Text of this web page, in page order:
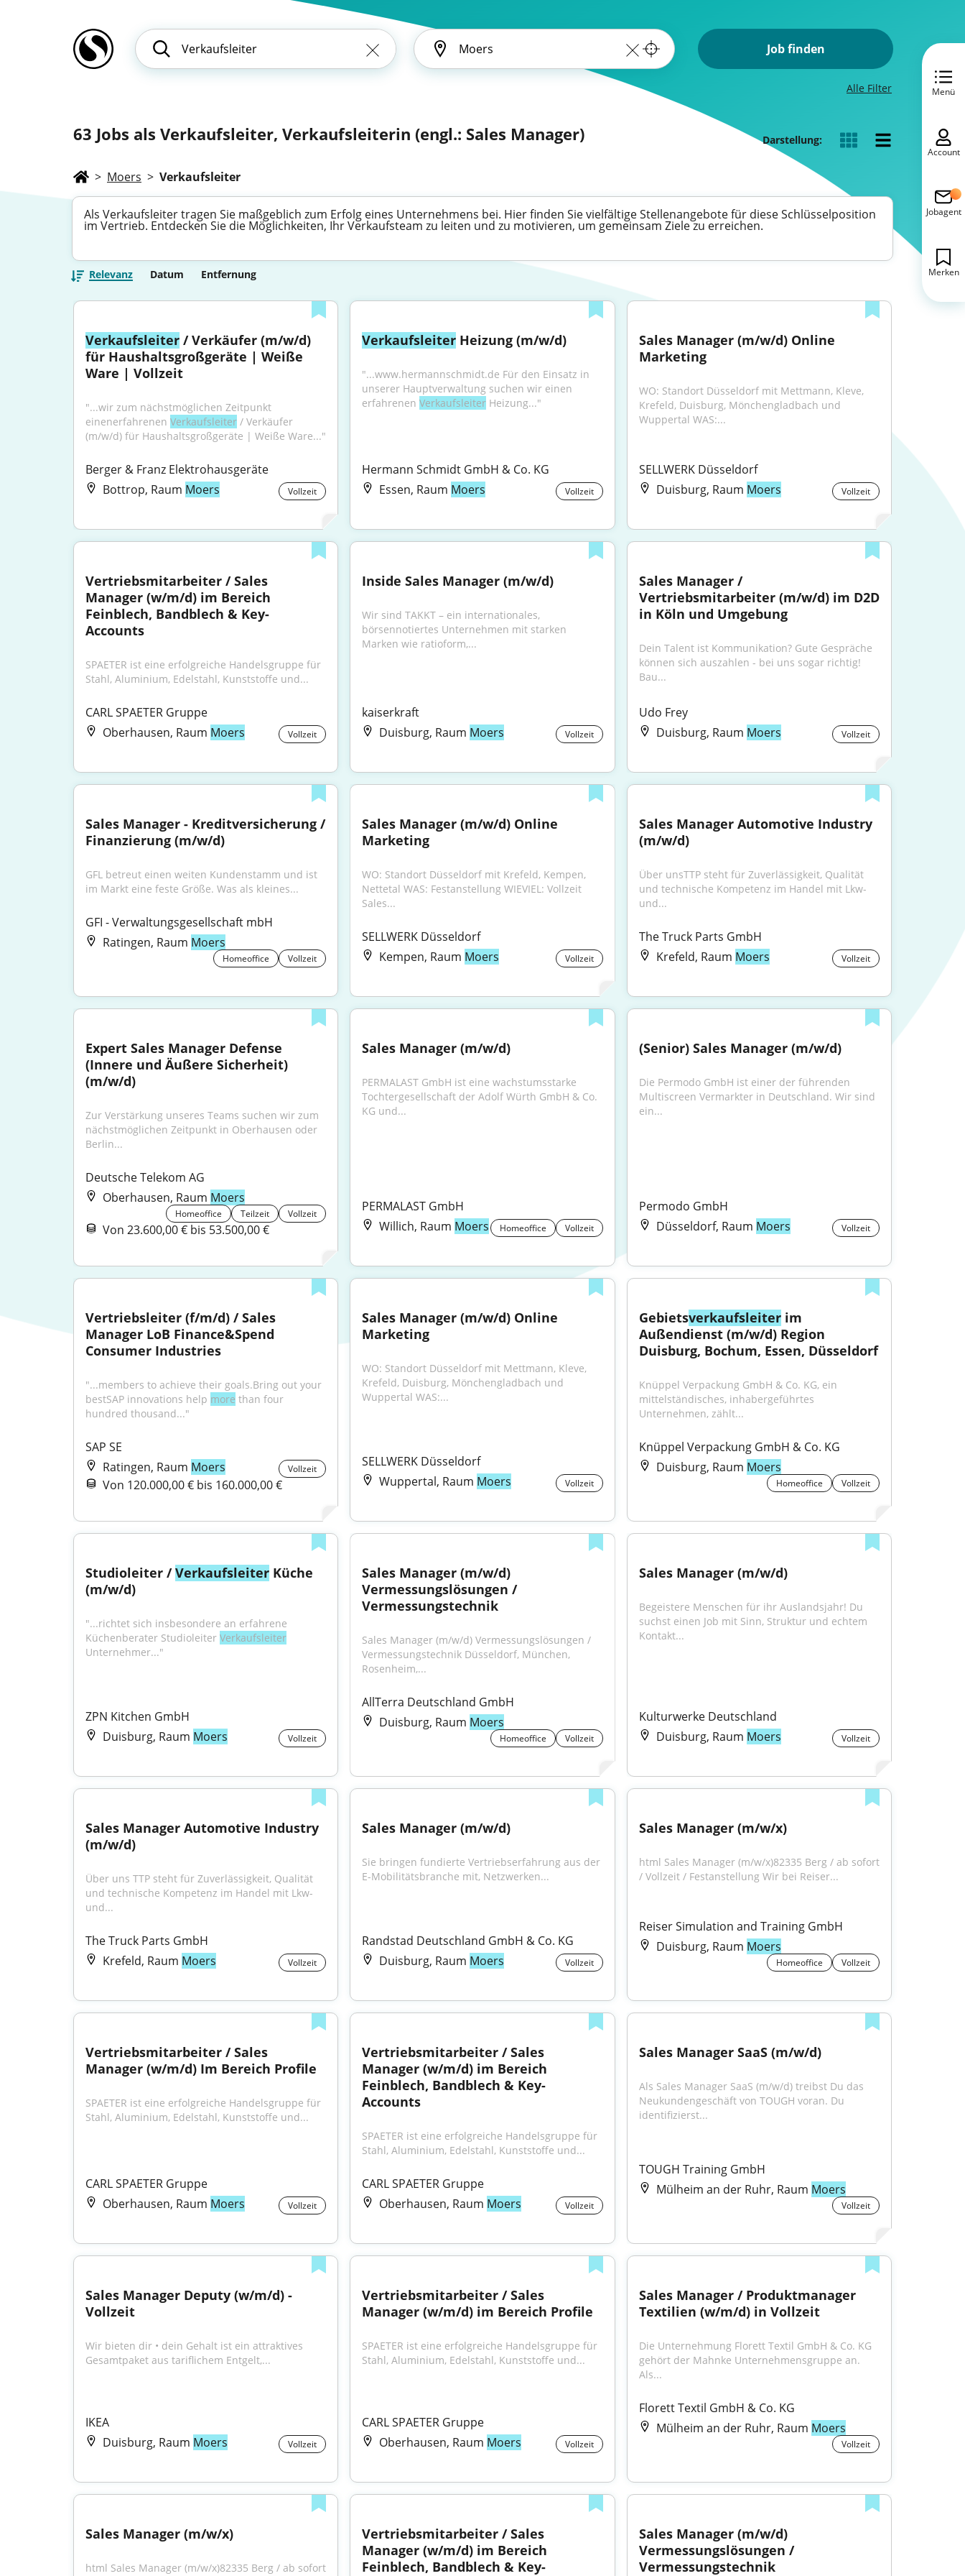
Job finden
Alle Filter
63 Jobs als Verkaufsleiter, Verkaufsleiterin (engl.: Sales Manager) Darstellung:
> Moers > Verkaufsleiter
Als Verkaufsleiter tragen Sie maßgeblich zum Erfolg eines Unternehmens bei. Hier finden Sie vielfältige Stellenangebote für diese Schlüsselposition
im Vertrieb. Entdecken Sie die Möglichkeiten, Ihr Verkaufsteam zu leiten und zu motivieren, um gemeinsam Ziele zu erreichen.
Relevanz Datum Entfernung
Verkaufsleiter / Verkäufer (m/w/d)
für Haushaltsgroßgeräte | Weiße
Ware | Vollzeit
"...wir zum nächstmöglichen Zeitpunkt
einenerfahrenen Verkaufsleiter / Verkäufer
(m/w/d) für Haushaltsgroßgeräte | Weiße Ware..."
Berger & Franz Elektrohausgeräte
Bottrop, Raum Moers Vollzeit
Verkaufsleiter Heizung (m/w/d)
"...www.hermannschmidt.de Für den Einsatz in
unserer Hauptverwaltung suchen wir einen
erfahrenen Verkaufsleiter Heizung..."
Hermann Schmidt GmbH & Co. KG
Essen, Raum Moers Vollzeit
Sales Manager (m/w/d) Online
Marketing
WO: Standort Düsseldorf mit Mettmann, Kleve,
Krefeld, Duisburg, Mönchengladbach und
Wuppertal WAS:...
SELLWERK Düsseldorf
Duisburg, Raum Moers Vollzeit
Vertriebsmitarbeiter / Sales
Manager (w/m/d) im Bereich
Feinblech, Bandblech & Key-
Accounts
SPAETER ist eine erfolgreiche Handelsgruppe für
Stahl, Aluminium, Edelstahl, Kunststoffe und...
CARL SPAETER Gruppe
Oberhausen, Raum Moers Vollzeit
Inside Sales Manager (m/w/d)
Wir sind TAKKT – ein internationales,
börsennotiertes Unternehmen mit starken
Marken wie ratioform,...
kaiserkraft
Duisburg, Raum Moers Vollzeit
Sales Manager /
Vertriebsmitarbeiter (m/w/d) im D2D
in Köln und Umgebung
Dein Talent ist Kommunikation? Gute Gespräche
können sich auszahlen - bei uns sogar richtig!
Bau...
Udo Frey
Duisburg, Raum Moers Vollzeit
Sales Manager - Kreditversicherung /
Finanzierung (m/w/d)
GFL betreut einen weiten Kundenstamm und ist
im Markt eine feste Größe. Was als kleines...
GFI - Verwaltungsgesellschaft mbH
Ratingen, Raum Moers
Homeoffice Vollzeit
Sales Manager (m/w/d) Online
Marketing
WO: Standort Düsseldorf mit Krefeld, Kempen,
Nettetal WAS: Festanstellung WIEVIEL: Vollzeit
Sales...
SELLWERK Düsseldorf
Kempen, Raum Moers Vollzeit
Sales Manager Automotive Industry
(m/w/d)
Über unsTTP steht für Zuverlässigkeit, Qualität
und technische Kompetenz im Handel mit Lkw-
und...
The Truck Parts GmbH
Krefeld, Raum Moers Vollzeit
Expert Sales Manager Defense
(Innere und Äußere Sicherheit)
(m/w/d)
Zur Verstärkung unseres Teams suchen wir zum
nächstmöglichen Zeitpunkt in Oberhausen oder
Berlin...
Deutsche Telekom AG
Oberhausen, Raum Moers
Homeoffice Teilzeit Vollzeit
Von 23.600,00 € bis 53.500,00 €
Sales Manager (m/w/d)
PERMALAST GmbH ist eine wachstumsstarke
Tochtergesellschaft der Adolf Würth GmbH & Co.
KG und...
PERMALAST GmbH
Willich, Raum Moers Homeoffice Vollzeit
(Senior) Sales Manager (m/w/d)
Die Permodo GmbH ist einer der führenden
Multiscreen Vermarkter in Deutschland. Wir sind
ein...
Permodo GmbH
Düsseldorf, Raum Moers Vollzeit
Vertriebsleiter (f/m/d) / Sales
Manager LoB Finance&Spend
Consumer Industries
"...members to achieve their goals.Bring out your
bestSAP innovations help more than four
hundred thousand..."
SAP SE
Ratingen, Raum Moers Vollzeit
Von 120.000,00 € bis 160.000,00 €
Sales Manager (m/w/d) Online
Marketing
WO: Standort Düsseldorf mit Mettmann, Kleve,
Krefeld, Duisburg, Mönchengladbach und
Wuppertal WAS:...
SELLWERK Düsseldorf
Wuppertal, Raum Moers Vollzeit
Gebietsverkaufsleiter im
Außendienst (m/w/d) Region
Duisburg, Bochum, Essen, Düsseldorf
Knüppel Verpackung GmbH & Co. KG, ein
mittelständisches, inhabergeführtes
Unternehmen, zählt...
Knüppel Verpackung GmbH & Co. KG
Duisburg, Raum Moers
Homeoffice Vollzeit
Studioleiter / Verkaufsleiter Küche
(m/w/d)
"...richtet sich insbesondere an erfahrene
Küchenberater Studioleiter Verkaufsleiter
Unternehmer..."
ZPN Kitchen GmbH
Duisburg, Raum Moers Vollzeit
Sales Manager (m/w/d)
Vermessungslösungen /
Vermessungstechnik
Sales Manager (m/w/d) Vermessungslösungen /
Vermessungstechnik Düsseldorf, München,
Rosenheim,...
AllTerra Deutschland GmbH
Duisburg, Raum Moers
Homeoffice Vollzeit
Sales Manager (m/w/d)
Begeistere Menschen für ihr Auslandsjahr! Du
suchst einen Job mit Sinn, Struktur und echtem
Kontakt...
Kulturwerke Deutschland
Duisburg, Raum Moers Vollzeit
Sales Manager Automotive Industry
(m/w/d)
Über uns TTP steht für Zuverlässigkeit, Qualität
und technische Kompetenz im Handel mit Lkw-
und...
The Truck Parts GmbH
Krefeld, Raum Moers Vollzeit
Sales Manager (m/w/d)
Sie bringen fundierte Vertriebserfahrung aus der
E-Mobilitätsbranche mit, Netzwerken...
Randstad Deutschland GmbH & Co. KG
Duisburg, Raum Moers Vollzeit
Sales Manager (m/w/x)
html Sales Manager (m/w/x)82335 Berg / ab sofort
/ Vollzeit / Festanstellung Wir bei Reiser...
Reiser Simulation and Training GmbH
Duisburg, Raum Moers
Homeoffice Vollzeit
Vertriebsmitarbeiter / Sales
Manager (w/m/d) Im Bereich Profile
SPAETER ist eine erfolgreiche Handelsgruppe für
Stahl, Aluminium, Edelstahl, Kunststoffe und...
CARL SPAETER Gruppe
Oberhausen, Raum Moers Vollzeit
Vertriebsmitarbeiter / Sales
Manager (w/m/d) im Bereich
Feinblech, Bandblech & Key-
Accounts
SPAETER ist eine erfolgreiche Handelsgruppe für
Stahl, Aluminium, Edelstahl, Kunststoffe und...
CARL SPAETER Gruppe
Oberhausen, Raum Moers Vollzeit
Sales Manager SaaS (m/w/d)
Als Sales Manager SaaS (m/w/d) treibst Du das
Neukundengeschäft von TOUGH voran. Du
identifizierst...
TOUGH Training GmbH
Mülheim an der Ruhr, Raum Moers
Vollzeit
Sales Manager Deputy (w/m/d) -
Vollzeit
Wir bieten dir • dein Gehalt ist ein attraktives
Gesamtpaket aus tariflichem Entgelt,...
IKEA
Duisburg, Raum Moers Vollzeit
Vertriebsmitarbeiter / Sales
Manager (w/m/d) im Bereich Profile
SPAETER ist eine erfolgreiche Handelsgruppe für
Stahl, Aluminium, Edelstahl, Kunststoffe und...
CARL SPAETER Gruppe
Oberhausen, Raum Moers Vollzeit
Sales Manager / Produktmanager
Textilien (w/m/d) in Vollzeit
Die Unternehmung Florett Textil GmbH & Co. KG
gehört der Mahnke Unternehmensgruppe an.
Als...
Florett Textil GmbH & Co. KG
Mülheim an der Ruhr, Raum Moers
Vollzeit
Sales Manager (m/w/x)
html Sales Manager (m/w/x)82335 Berg / ab sofort
Vertriebsmitarbeiter / Sales
Manager (w/m/d) im Bereich
Feinblech, Bandblech & Key-
Sales Manager (m/w/d)
Vermessungslösungen /
Vermessungstechnik
Menü
Account
Jobagent
Merken